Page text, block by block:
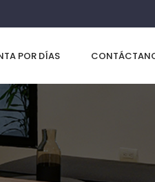
POR DÍAS